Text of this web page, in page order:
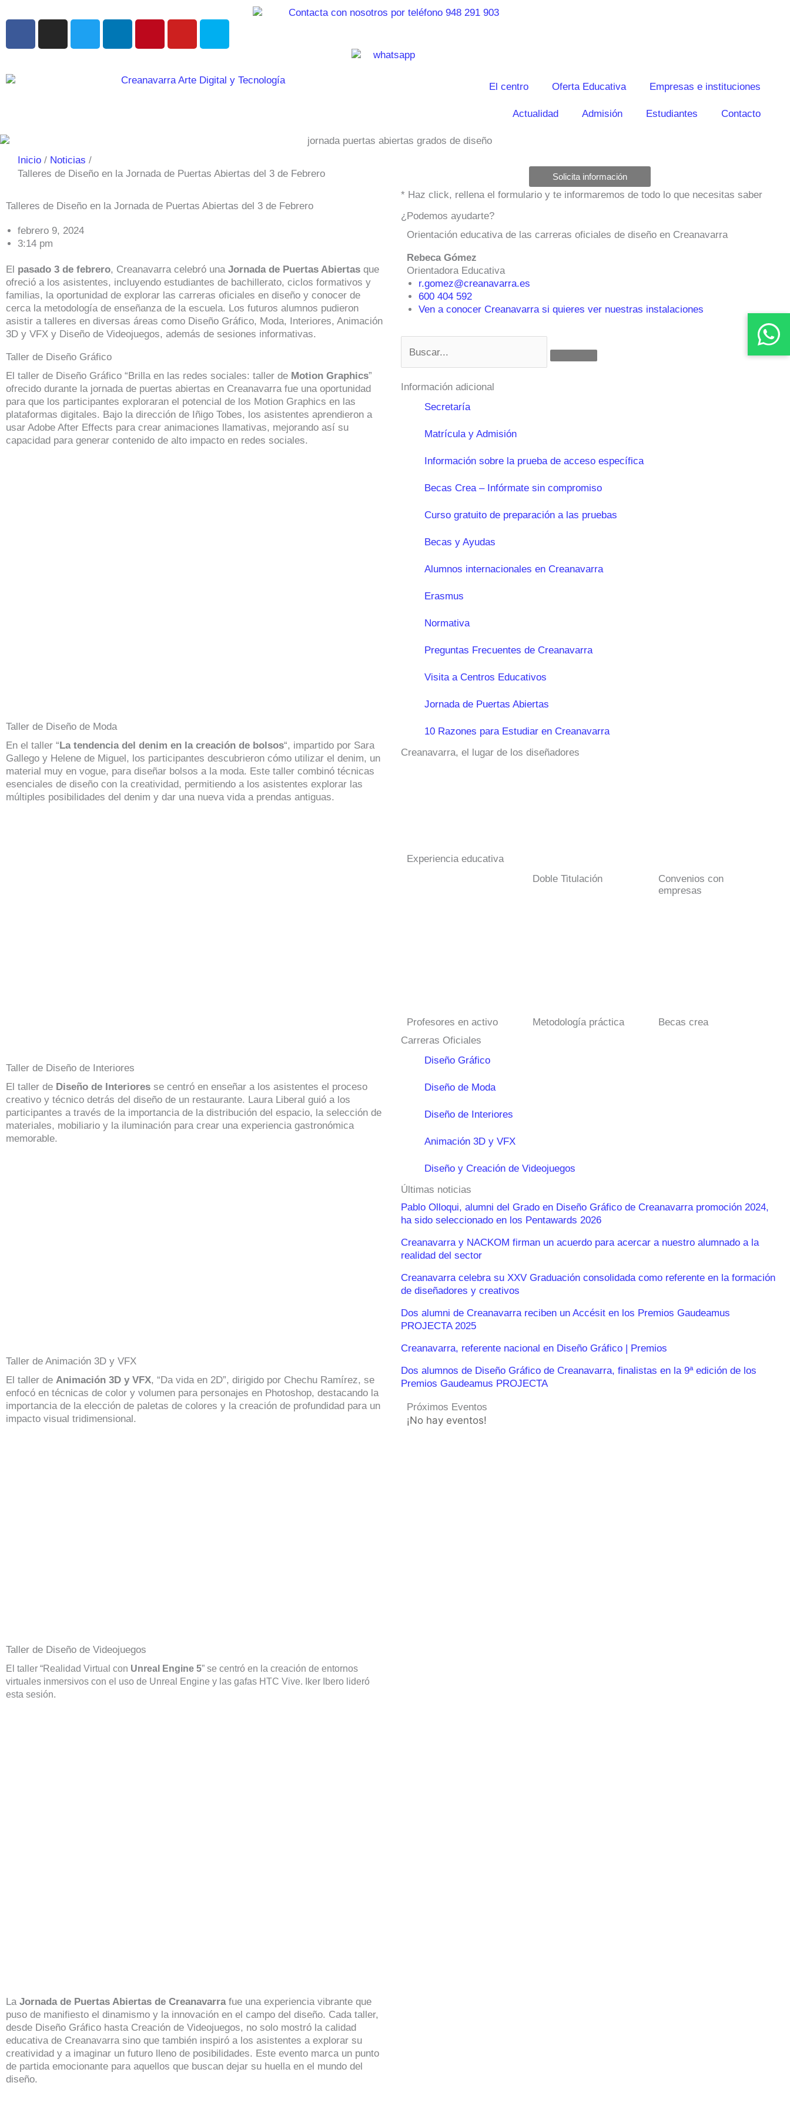
al
e
e
u
e
El centro Oferta Educativa Empresas e instituciones
Actualidad Admisión Estudiantes Contacto
Inicio
Noticias
Talleres de Diseño en la Jornada de Puertas Abiertas del 3 de Febrero
Talleres de Diseño en la Jornada de Puertas Abiertas del 3 de Febrero
febrero 9, 2024
3:14 pm
El pasado 3 de febrero, Creanavarra celebró una Jornada de Puertas Abiertas que
ofreció a los asistentes, incluyendo estudiantes de bachillerato, ciclos formativos y
familias, la oportunidad de explorar las carreras oficiales en diseño y conocer de
cerca la metodología de enseñanza de la escuela. Los futuros alumnos pudieron
asistir a talleres en diversas áreas como Diseño Gráfico, Moda, Interiores, Animación
3D y VFX y Diseño de Videojuegos, además de sesiones informativas.
Taller de Diseño Gráfico
El taller de Diseño Gráfico “Brilla en las redes sociales: taller de Motion Graphics”
ofrecido durante la jornada de puertas abiertas en Creanavarra fue una oportunidad
para que los participantes exploraran el potencial de los Motion Graphics en las
plataformas digitales. Bajo la dirección de Iñigo Tobes, los asistentes aprendieron a
usar Adobe After Effects para crear animaciones llamativas, mejorando así su
capacidad para generar contenido de alto impacto en redes sociales.
Taller de Diseño de Moda
En el taller “La tendencia del denim en la creación de bolsos“, impartido por Sara
Gallego y Helene de Miguel, los participantes descubrieron cómo utilizar el denim, un
material muy en vogue, para diseñar bolsos a la moda. Este taller combinó técnicas
esenciales de diseño con la creatividad, permitiendo a los asistentes explorar las
múltiples posibilidades del denim y dar una nueva vida a prendas antiguas.
Taller de Diseño de Interiores
El taller de Diseño de Interiores se centró en enseñar a los asistentes el proceso
creativo y técnico detrás del diseño de un restaurante. Laura Liberal guió a los
participantes a través de la importancia de la distribución del espacio, la selección de
materiales, mobiliario y la iluminación para crear una experiencia gastronómica
memorable.
Taller de Animación 3D y VFX
El taller de Animación 3D y VFX, “Da vida en 2D”, dirigido por Chechu Ramírez, se
enfocó en técnicas de color y volumen para personajes en Photoshop, destacando la
importancia de la elección de paletas de colores y la creación de profundidad para un
impacto visual tridimensional.
Taller de Diseño de Videojuegos
El taller “Realidad Virtual con Unreal Engine 5” se centró en la creación de entornos
virtuales inmersivos con el uso de Unreal Engine y las gafas HTC Vive. Iker Ibero lideró
esta sesión.
La Jornada de Puertas Abiertas de Creanavarrafue una experiencia vibrante que
puso de manifiesto el dinamismo y la innovación en el campo del diseño. Cada taller,
desde Diseño Gráfico hasta Creación de Videojuegos, no solo mostró la calidad
educativa de Creanavarra sino que también inspiró a los asistentes a explorar su
creatividad y a imaginar un futuro lleno de posibilidades. Este evento marca un punto
de partida emocionante para aquellos que buscan dejar su huella en el mundo del
diseño.
Solicita información
* Haz click, rellena el formulario y te informaremos de todo lo que necesitas saber
¿Podemos ayudarte?
Orientación educativa de las carreras oficiales de diseño en Creanavarra
Rebeca Gómez
Orientadora Educativa
r.gomez@creanavarra.es
600 404 592
Ven a conocer Creanavarra si quieres ver nuestras instalaciones
Información adicional
Secretaría
Matrícula y Admisión
Información sobre la prueba de acceso específica
Becas Crea – Infórmate sin compromiso
Curso gratuito de preparación a las pruebas
Becas y Ayudas
Alumnos internacionales en Creanavarra
Erasmus
Normativa
Preguntas Frecuentes de Creanavarra
Visita a Centros Educativos
Jornada de Puertas Abiertas
10 Razones para Estudiar en Creanavarra
Creanavarra, el lugar de los diseñadores
Experiencia educativa
Doble Titulación
Convenios con
empresas
Profesores en activo Metodología práctica
Becas crea
Carreras Oficiales
Diseño Gráfico
Diseño de Moda
Diseño de Interiores
Animación 3D y VFX
Diseño y Creación de Videojuegos
Últimas noticias
Pablo Olloqui, alumni del Grado en Diseño Gráfico de Creanavarra promoción 2024,
ha sido seleccionado en los Pentawards 2026
Creanavarra y NACKOM firman un acuerdo para acercar a nuestro alumnado a la
realidad del sector
Creanavarra celebra su XXV Graduación consolidada como referente en la formación
de diseñadores y creativos
Dos alumni de Creanavarra reciben un Accésit en los Premios Gaudeamus
PROJECTA 2025
Creanavarra, referente nacional en Diseño Gráfico | Premios
Dos alumnos de Diseño Gráfico de Creanavarra, finalistas en la 9ª edición de los
Premios Gaudeamus PROJECTA
Próximos Eventos
¡No hay eventos!